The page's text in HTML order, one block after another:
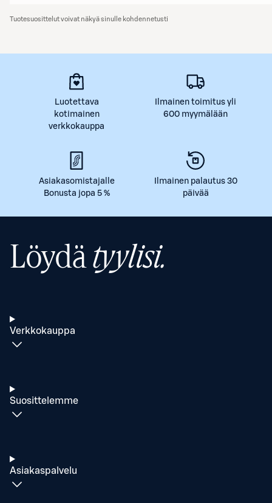
Tuotesuosittelut voivat näkyä sinulle kohdennetusti
Luotettava
kotimainen
verkkokauppa
Ilmainen toimitus yli
600 myymälään
Asiakasomistajalle
Bonusta jopa 5 %
Ilmainen palautus 30
päivää
Löydätyylisi.
Verkkokauppa
Suosittelemme
Asiakaspalvelu